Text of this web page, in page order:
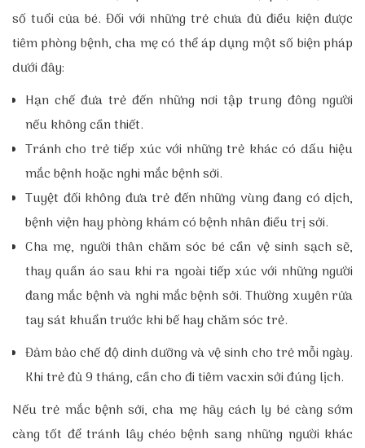
số tuổi của bé. Đối với những trẻ chưa đủ điều kiện được
tiêm phòng bệnh, cha mẹ có thể áp dụng một số biện pháp
dưới đây:
Hạn chế đưa trẻ đến những nơi tập trung đông người
nếu không cần thiết.
Tránh cho trẻ tiếp xúc với những trẻ khác có dấu hiệu
mắc bệnh hoặc nghi mắc bệnh sởi.
Tuyệt đối không đưa trẻ đến những vùng đang có dịch,
bệnh viện hay phòng khám có bệnh nhân điều trị sởi.
Cha mẹ, người thân chăm sóc bé cần vệ sinh sạch sẽ,
thay quần áo sau khi ra ngoài tiếp xúc với những người
đang mắc bệnh và nghi mắc bệnh sởi.Thường xuyên rửa
tay sát khuẩn trước khi bế hay chăm sóc trẻ.
Đảm bảo chế độ dinh dưỡng và vệ sinh cho trẻ mỗi ngày.
Khi trẻ đủ 9 tháng, cần cho đi tiêm vacxin sởi đúng lịch.
Nếu trẻ mắc bệnh sởi, cha mẹ hãy cách ly bé càng sớm
càng tốt để tránh lây chéo bệnh sang những người khác